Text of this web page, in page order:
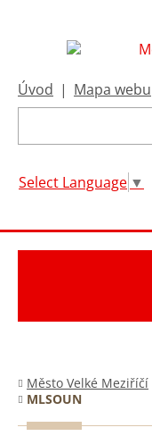
Úvod | Mapa webu
Select Language ▼
Město Velké Meziříčí
MLSOUN